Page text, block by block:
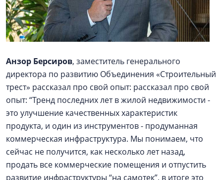
Анзор Берсиров, заместитель генерального
директора по развитию Объединения «Строительный
трест» рассказал про свой опыт: рассказал про свой
опыт: “Тренд последних лет в жилой недвижимости -
это улучшение качественных характеристик
продукта, и один из инструментов - продуманная
коммерческая инфраструктура. Мы понимаем, что
сейчас не получится, как несколько лет назад,
продать все коммерческие помещения и отпустить
развитие инфраструктуры “на самотек”, в итоге это